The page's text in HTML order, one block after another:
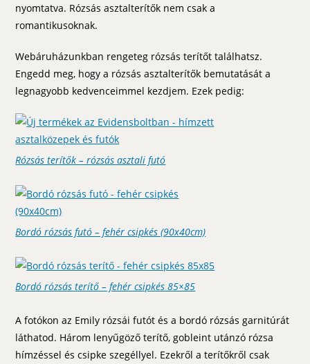
nyomtatva. Rózsás asztalterítők nem csak a
romantikusoknak.
Webáruházunkban rengeteg rózsás terítőt találhatsz.
Engedd meg, hogy a rózsás asztalterítők bemutatását a
legnagyobb kedvenceimmel kezdjem. Ezek pedig:
Rózsás terítők – rózsás asztali futó
Bordó rózsás futó – fehér csipkés (90x40cm)
Bordó rózsás terítő – fehér csipkés 85×85
A fotókon az Emily rózsái futót és a bordó rózsás garnitúrát
láthatod. Három lenyűgöző terítő, gobleint utánzó rózsa
hímzéssel és csipke szegéllyel. Ezekről a terítőkről csak